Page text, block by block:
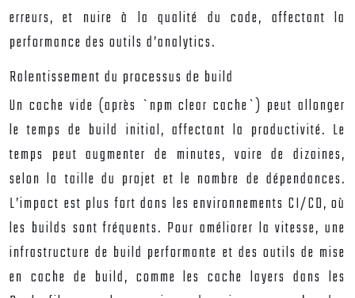
erreurs, et nuire à la qualité du code, affectant la
performance des outils d’analytics.
Ralentissement du processus de build
Un cache vide (après `npm clear cache`) peut allonger
le temps de build initial, affectant la productivité. Le
temps peut augmenter de minutes, voire de dizaines,
selon la taille du projet et le nombre de dépendances.
L’impact est plus fort dans les environnements CI/CD, où
les builds sont fréquents. Pour améliorer la vitesse, une
infrastructure de build performante et des outils de mise
en cache de build, comme les cache layers dans les